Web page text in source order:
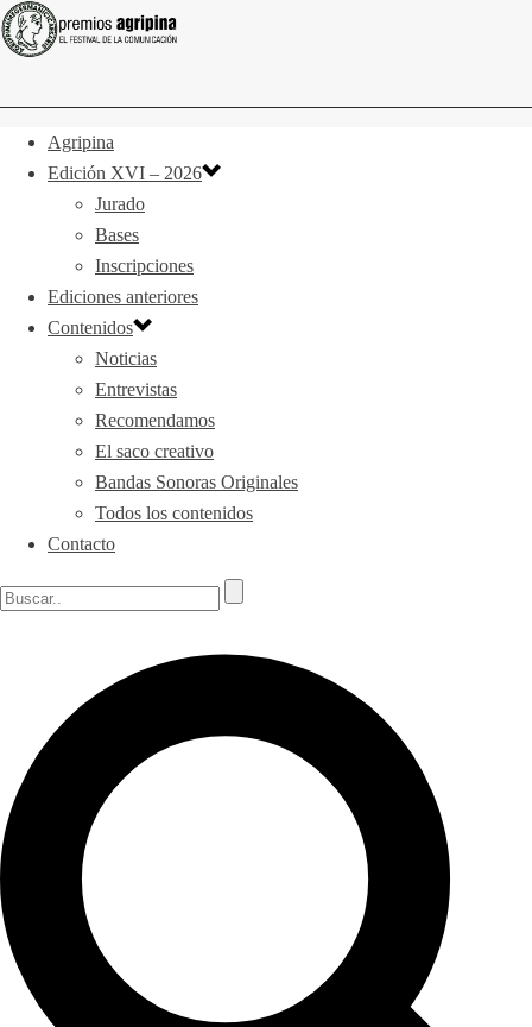
Agripina
Edición XVI – 2026
Jurado
Bases
Inscripciones
Ediciones anteriores
Contenidos
Noticias
Entrevistas
Recomendamos
El saco creativo
Bandas Sonoras Originales
Todos los contenidos
Contacto